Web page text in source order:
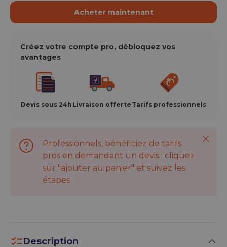
Acheter maintenant
Créez votre compte pro, débloquez vos
avantages
Devis sous 24h Livraison offerte Tarifs professionnels
Professionnels, bénéficiez de tarifs
pros en demandant un devis : cliquez
sur "ajouter au panier" et suivez les
étapes
Description